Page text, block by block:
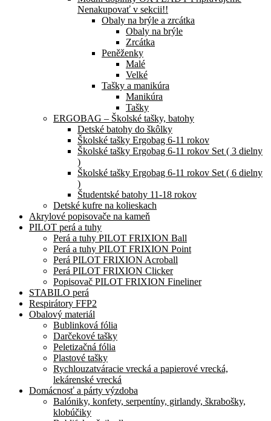
Nenakupovať v sekcii!!
Obaly na brýle a zrcátka
Obaly na brýle
Zrcátka
Peněženky
Malé
Velké
Tašky a manikúra
Manikúra
Tašky
ERGOBAG – Školské tašky, batohy
Detské batohy do škôlky
Školské tašky Ergobag 6-11 rokov
Školské tašky Ergobag 6-11 rokov Set ( 3 dielny
)
Školské tašky Ergobag 6-11 rokov Set ( 6 dielny
)
Študentské batohy 11-18 rokov
Detské kufre na kolieskach
Akrylové popisovače na kameň
PILOT perá a tuhy
Perá a tuhy PILOT FRIXION Ball
Perá a tuhy PILOT FRIXION Point
Perá PILOT FRIXION Acroball
Perá PILOT FRIXION Clicker
Popisovač PILOT FRIXION Fineliner
STABILO perá
Respirátory FFP2
Obalový materiál
Bublinková fólia
Darčekové tašky
Peletizačná fólia
Plastové tašky
Rychlouzatváracie vrecká a papierové vrecká,
lekárenské vrecká
Domácnosť a párty výzdoba
Balóniky, konfety, serpentíny, girlandy, škrabošky,
klobúčiky